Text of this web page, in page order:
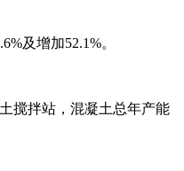
及增加52.1%。
搅拌站，混凝土总年产能